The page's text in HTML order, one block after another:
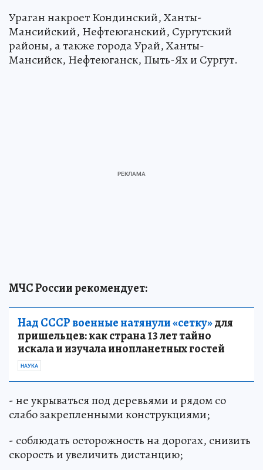
Ураган накроет Кондинский, Ханты-
Мансийский, Нефтеюганский, Сургутский
районы, а также города Урай, Ханты-
Мансийск, Нефтеюганск, Пыть-Ях и Сургут.
МЧС России рекомендует:
Над СССР военные натянули «сетку»для
пришельцев: как страна 13 лет тайно
искала и изучала инопланетных гостей
НАУКА
- не укрываться под деревьями и рядом со
слабо закрепленными конструкциями;
- соблюдать осторожность на дорогах, снизить
скорость и увеличить дистанцию;